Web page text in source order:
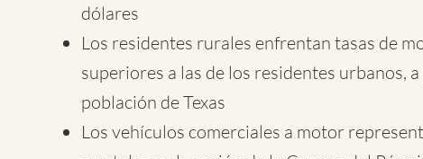
dólares
Los residentes rurales enfrentan tasas de
superiores a las de los residentes urbanos,
población de Texas
Los vehículos comerciales a motor